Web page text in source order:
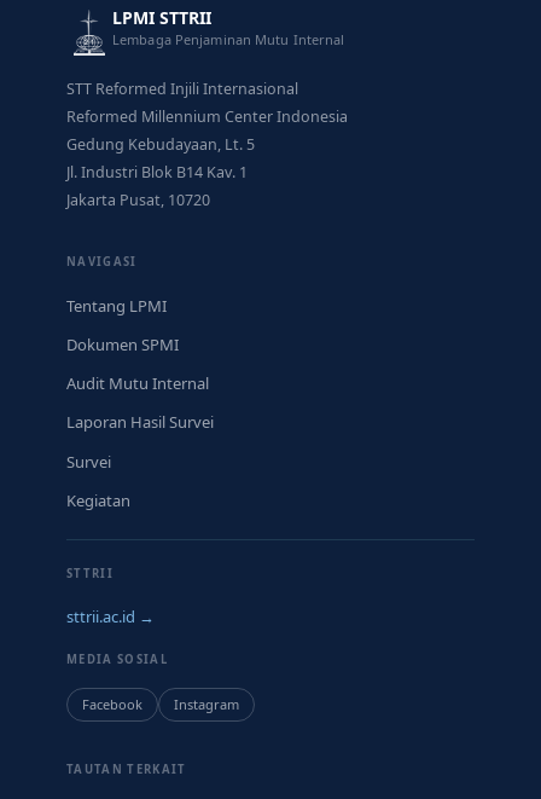
LPMI STTRII
Lembaga Penjaminan Mutu Internal
STT Reformed Injili Internasional
Reformed Millennium Center Indonesia
Gedung Kebudayaan, Lt. 5
Jl. Industri Blok B14 Kav. 1
Jakarta Pusat, 10720
NAVIGASI
Tentang LPMI
Dokumen SPMI
Audit Mutu Internal
Laporan Hasil Survei
Survei
Kegiatan
STTRII
sttrii.ac.id →
MEDIA SOSIAL
Facebook Instagram
TAUTAN TERKAIT